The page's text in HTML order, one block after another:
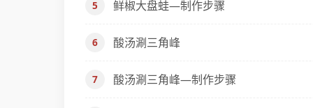
鲜椒大盘蛙—制作步骤
酸汤涮三角峰
酸汤涮三角峰—制作步骤